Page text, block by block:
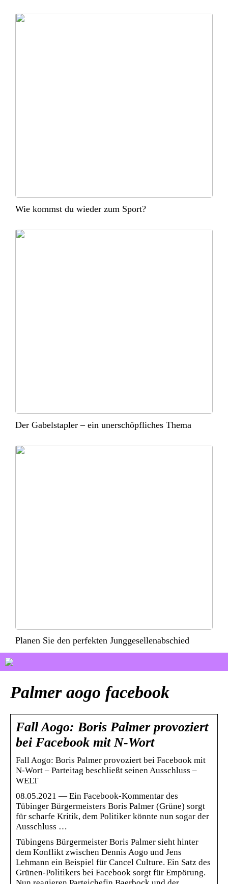
Wie kommst du wieder zum Sport?
Der Gabelstapler – ein unerschöpfliches Thema
Planen Sie den perfekten Junggesellenabschied
Palmer aogo facebook
Fall Aogo: Boris Palmer provoziert
bei Facebook mit N-Wort
Fall Aogo: Boris Palmer provoziert bei Facebook mit
N-Wort – Parteitag beschließt seinen Ausschluss –
WELT
08.05.2021 — Ein Facebook-Kommentar des
Tübinger Bürgermeisters Boris Palmer (Grüne) sorgt
für scharfe Kritik, dem Politiker könnte nun sogar der
Ausschluss …
Tübingens Bürgermeister Boris Palmer sieht hinter
dem Konflikt zwischen Dennis Aogo und Jens
Lehmann ein Beispiel für Cancel Culture. Ein Satz des
Grünen-Politikers bei Facebook sorgt für Empörung.